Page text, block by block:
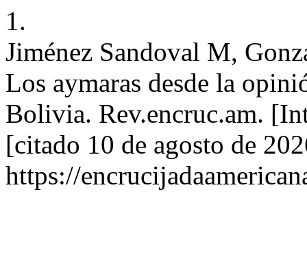
1.
Jiménez Sandoval M,
Los aymaras desde la
Bolivia. Rev.encruc.am.
[citado 10 de agosto de
https://